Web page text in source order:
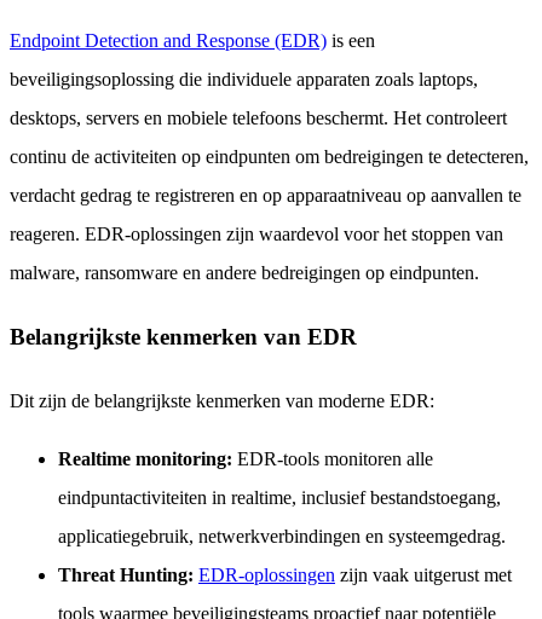
Endpoint Detection and Response (EDR) is een
beveiligingsoplossing die individuele apparaten zoals laptops,
desktops, servers en mobiele telefoons beschermt. Het controleert
continu de activiteiten op eindpunten om bedreigingen te detecteren,
verdacht gedrag te registreren en op apparaatniveau op aanvallen te
reageren. EDR-oplossingen zijn waardevol voor het stoppen van
malware, ransomware en andere bedreigingen op eindpunten.
Belangrijkste kenmerken van EDR
Dit zijn de belangrijkste kenmerken van moderne EDR:
Realtime monitoring: EDR-tools monitoren alle
eindpuntactiviteiten in realtime, inclusief bestandstoegang,
applicatiegebruik, netwerkverbindingen en systeemgedrag.
Threat Hunting: EDR-oplossingen zijn vaak uitgerust met
tools waarmee beveiligingsteams proactief naar potentiële